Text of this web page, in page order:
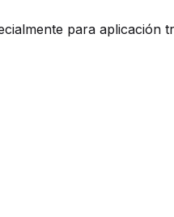
para aplicación